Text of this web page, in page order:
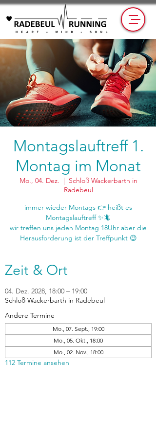
Montagslauftreff 1.
Montag im Monat
Mo., 04. Dez.
  |
Schloß Wackerbarth in
Radebeul
immer wieder Montags 👉 heißt es
Montagslauftreff ✨🦎
wir treffen uns jeden Montag 18Uhr aber die
Zeit & Ort
04. Dez. 2028, 18:00 – 19:00
Schloß Wackerbarth in Radebeul
Andere Termine
Mo., 07. Sept., 19:00
Mo., 05. Okt., 18:00
Mo., 02. Nov., 18:00
112 Termine ansehen